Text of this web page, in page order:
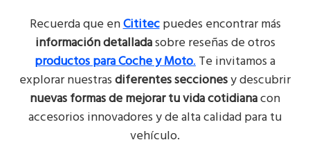
Recuerda que enCititecpuedes encontrar más
información detalladasobre reseñas de otros
productos para Coche y Moto.Te invitamos a
explorar nuestrasdiferentes seccionesy descubrir
nuevas formas de mejorar tu vida cotidianacon
accesorios innovadores y de alta calidad para tu
vehículo.